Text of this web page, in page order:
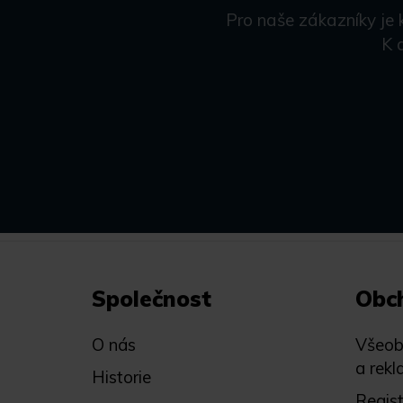
Pro naše zákazníky
K
Společnost
O nás
Historie
a